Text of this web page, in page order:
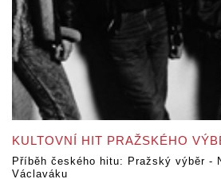
KULTOVNÍ HIT PRAŽSKÉHO
Příběh českého hitu: Pražský výběr -
Václaváku